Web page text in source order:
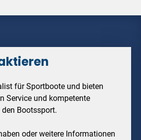
für Sportboote und bieten
Service und kompetente
Bootssport.
oder weitere Informationen